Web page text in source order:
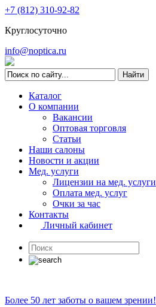
+7 (812) 310-92-82
Круглосуточно
info@noptica.ru
Каталог
О компании
Вакансии
Оптовая торговля
Статьи
Наши салоны
Новости и акции
Мед. услуги
Лицензии на мед. услуги
Оплата мед. услуг
Очки за час
Контакты
Личный кабинет
Более 50 лет заботы о вашем зрении!